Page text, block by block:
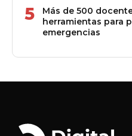
5
Más de 500
herramientas para
emergencias